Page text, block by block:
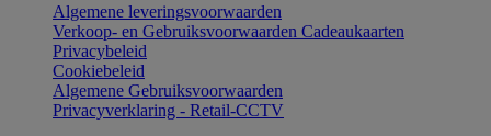
Algemene leveringsvoorwaarden
Verkoop- en Gebruiksvoorwaarden Cadeaukaarten
Privacybeleid
Cookiebeleid
Algemene Gebruiksvoorwaarden
Privacyverklaring - Retail-CCTV